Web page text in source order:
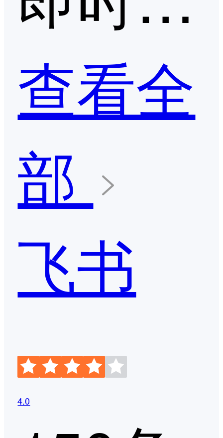
查看全
部
飞书
4.0